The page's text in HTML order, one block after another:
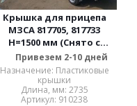
Крышка для прицепа
МЗСА 817705, 817733
Н=1500 мм (Снято с
производства)
Привезем 2-10 дней
Назначение: Пластиковые
крышки
Длина, мм: 2735
Артикул: 910238